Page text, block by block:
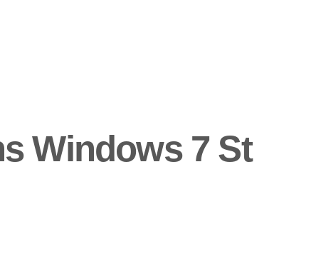
Windows 7 St